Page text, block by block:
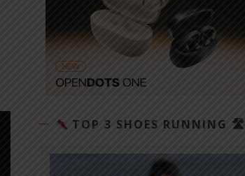
TOP 3 SHOES RUNNING 🛣